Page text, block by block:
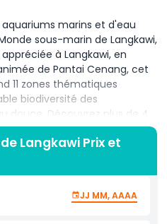
aquariums marins et d'eau
sous-marin de Langkawi,
à Langkawi, en
de Pantai Cenang, cet
11 zones thématiques
biodiversité des
douce. Découvrez plus de 4
des raies géantes,
des tortues vertes nageant
tunnel sous-
Un moment fort de votre visite
manchots sauteurs lors
dans la zone subantarctique
Langkawi Prix et
JJ MM, AAAA